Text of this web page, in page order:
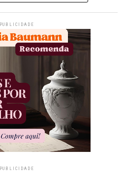
PUBLICIDADE
PUBLICIDADE